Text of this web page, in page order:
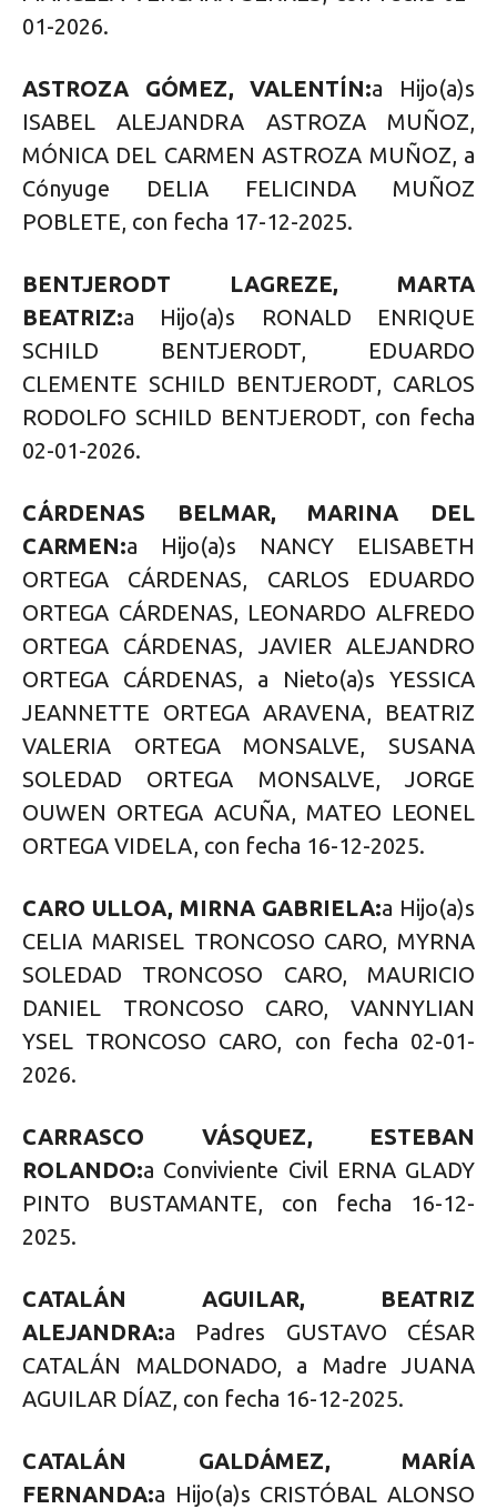
01-2026.
ASTROZA GÓMEZ, VALENTÍN:a Hijo(a)s
ISABEL ALEJANDRA ASTROZA MUÑOZ,
MÓNICA DEL CARMEN ASTROZA MUÑOZ, a
Cónyuge DELIA FELICINDA MUÑOZ
POBLETE, con fecha 17-12-2025.
BENTJERODT LAGREZE, MARTA
BEATRIZ:a Hijo(a)s RONALD ENRIQUE
SCHILD BENTJERODT, EDUARDO
CLEMENTE SCHILD BENTJERODT, CARLOS
RODOLFO SCHILD BENTJERODT, con fecha
02-01-2026.
CÁRDENAS BELMAR, MARINA DEL
CARMEN:a Hijo(a)s NANCY ELISABETH
ORTEGA CÁRDENAS, CARLOS EDUARDO
ORTEGA CÁRDENAS, LEONARDO ALFREDO
ORTEGA CÁRDENAS, JAVIER ALEJANDRO
ORTEGA CÁRDENAS, a Nieto(a)s YESSICA
JEANNETTE ORTEGA ARAVENA, BEATRIZ
VALERIA ORTEGA MONSALVE, SUSANA
SOLEDAD ORTEGA MONSALVE, JORGE
OUWEN ORTEGA ACUÑA, MATEO LEONEL
ORTEGA VIDELA, con fecha 16-12-2025.
CARO ULLOA, MIRNA GABRIELA:a Hijo(a)s
CELIA MARISEL TRONCOSO CARO, MYRNA
SOLEDAD TRONCOSO CARO, MAURICIO
DANIEL TRONCOSO CARO, VANNYLIAN
YSEL TRONCOSO CARO, con fecha 02-01-
2026.
CARRASCO VÁSQUEZ, ESTEBAN
ROLANDO:a Conviviente Civil ERNA GLADY
PINTO BUSTAMANTE, con fecha 16-12-
2025.
CATALÁN AGUILAR, BEATRIZ
ALEJANDRA:a Padres GUSTAVO CÉSAR
CATALÁN MALDONADO, a Madre JUANA
AGUILAR DÍAZ, con fecha 16-12-2025.
CATALÁN GALDÁMEZ, MARÍA
FERNANDA:a Hijo(a)s CRISTÓBAL ALONSO